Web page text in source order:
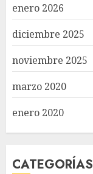
enero 2026
diciembre 2025
noviembre 2025
marzo 2020
enero 2020
CATEGORÍAS